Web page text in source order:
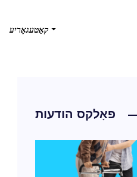
קאַטעגאָריע
פאָלקס הודעות